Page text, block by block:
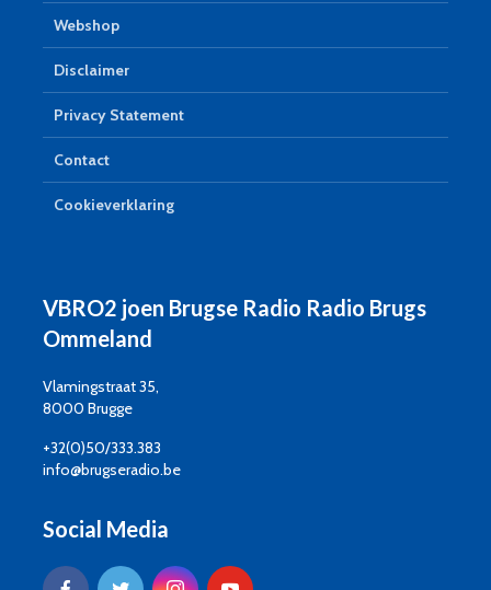
Webshop
Disclaimer
Privacy Statement
Contact
Cookieverklaring
VBRO2 joen Brugse Radio Radio Brugs
Ommeland
Vlamingstraat 35,
8000 Brugge
+32(0)50/333.383
info@brugseradio.be
Social Media